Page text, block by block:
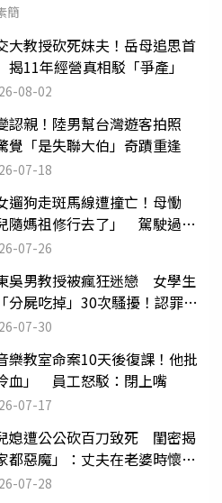
簡
大教授砍死妹夫！岳母追思首
11年經營真相駁「爭產」
08-02
認親！陸男幫台灣遊客拍照
覺「是失聯大伯」奇蹟重逢
07-18
遛狗走斑馬線遭撞亡！母慟
隨媽祖修行去了」 駕駛過失
9月
07-26
吳男教授被瘋狂迷戀 女學生
分屍吃掉」30次騷擾！認罪免
07-30
樂教室命案10天後復課！他批
血」 員工怒駁：閉上嘴
07-17
媳遭公公砍百刀致死 閨密揭
都惡魔」：丈夫在老婆時懷孕
07-28